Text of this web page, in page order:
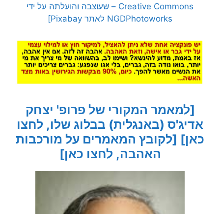
Creative Commons – שעוצבה והועלתה על ידי
NGDPhotoworks לאתר Pixabay]
[למאמר המקורי של פרופ' יצחק
אדיג'ס (באנגלית) בבלוג שלו, לחצו
כאן] [לקובץ המאמרים על מורכבות
האהבה, לחצו כאן]